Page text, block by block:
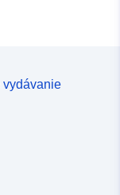
vydávanie